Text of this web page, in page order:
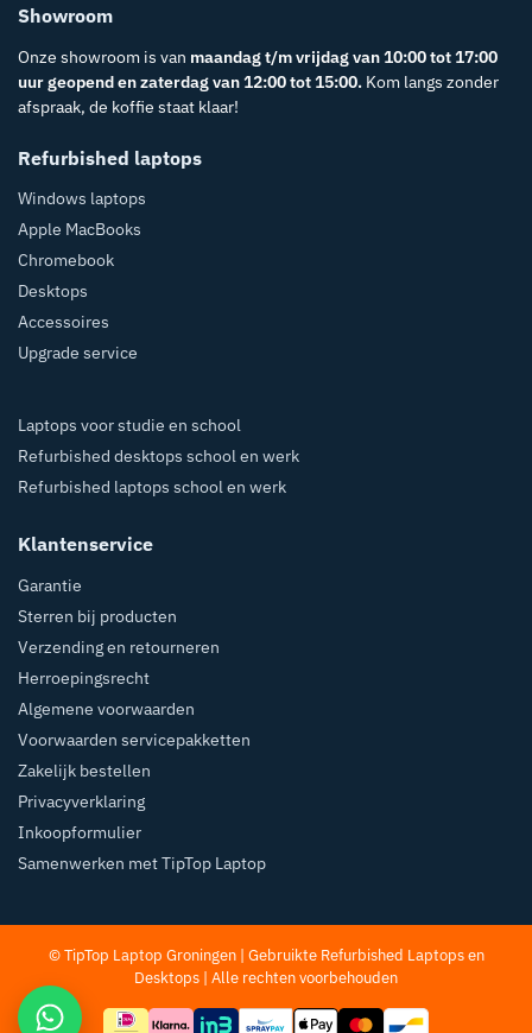
Showroom
Onze showroom is van maandag t/m vrijdag van 10:00 tot 17:00
uur geopend en zaterdag van 12:00 tot 15:00. Kom langs zonder
afspraak, de koffie staat klaar!
Refurbished laptops
Windows laptops
Apple MacBooks
Chromebook
Desktops
Accessoires
Upgrade service
Laptops voor studie en school
Refurbished desktops school en werk
Refurbished laptops school en werk
Klantenservice
Garantie
Sterren bij producten
Verzending en retourneren
Herroepingsrecht
Algemene voorwaarden
Voorwaarden servicepakketten
Zakelijk bestellen
Privacyverklaring
Inkoopformulier
Samenwerken met TipTop Laptop
© TipTop Laptop Groningen | Gebruikte Refurbished Laptopsen
Desktops | Alle rechten voorbehouden